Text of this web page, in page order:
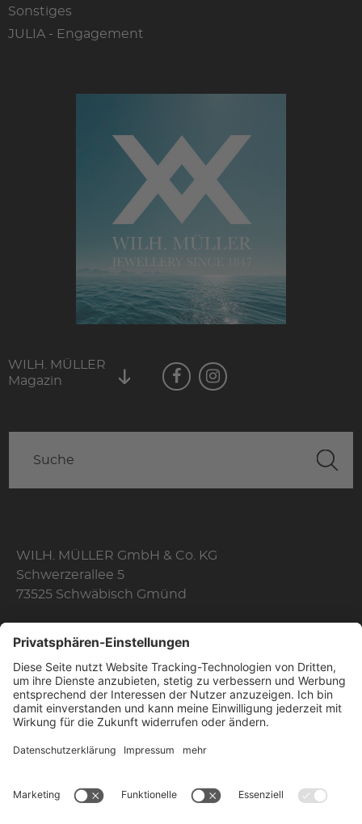
Sonstiges
JULIA - Engagement
WILH. MÜLLER
Magazin
WILH. MÜLLER GmbH & Co. KG
Schwerzerallee 5
73525 Schwäbisch Gmünd
Telefon: +49 7171 356-0
Fax: +49 7171 356-174
E-Mail:info@wilhelmmueller.de
Öffnungszeiten
Mo. - Do.
08:10 Uhr - 17:00 Uhr
Fr.
08:10 Uhr - 16:00 Uhr
Datenschutz